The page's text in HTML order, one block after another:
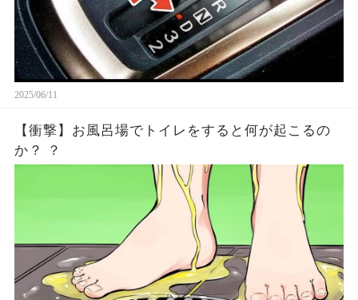
2025/06/11
【衝撃】お風呂場でトイレをすると何が起こるの
か？ ？